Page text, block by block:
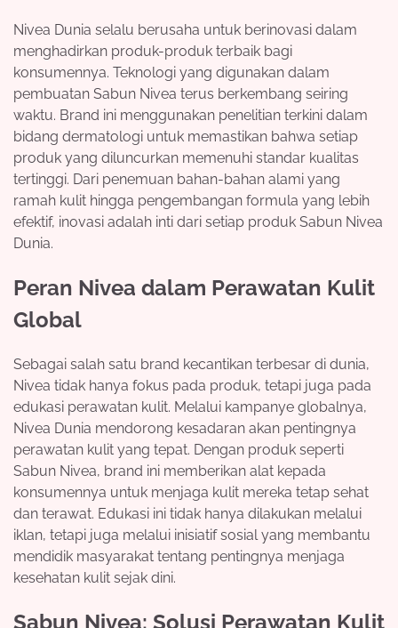
Nivea Dunia selalu berusaha untuk berinovasi dalam
menghadirkan produk-produk terbaik bagi
konsumennya. Teknologi yang digunakan dalam
pembuatan Sabun Nivea terus berkembang seiring
waktu. Brand ini menggunakan penelitian terkini dalam
bidang dermatologi untuk memastikan bahwa setiap
produk yang diluncurkan memenuhi standar kualitas
tertinggi. Dari penemuan bahan-bahan alami yang
ramah kulit hingga pengembangan formula yang lebih
efektif, inovasi adalah inti dari setiap produk Sabun Nivea
Dunia.
Peran Nivea dalam Perawatan Kulit
Global
Sebagai salah satu brand kecantikan terbesar di dunia,
Nivea tidak hanya fokus pada produk, tetapi juga pada
edukasi perawatan kulit. Melalui kampanye globalnya,
Nivea Dunia mendorong kesadaran akan pentingnya
perawatan kulit yang tepat. Dengan produk seperti
Sabun Nivea, brand ini memberikan alat kepada
konsumennya untuk menjaga kulit mereka tetap sehat
dan terawat. Edukasi ini tidak hanya dilakukan melalui
iklan, tetapi juga melalui inisiatif sosial yang membantu
mendidik masyarakat tentang pentingnya menjaga
kesehatan kulit sejak dini.
Sabun Nivea: Solusi Perawatan Kulit